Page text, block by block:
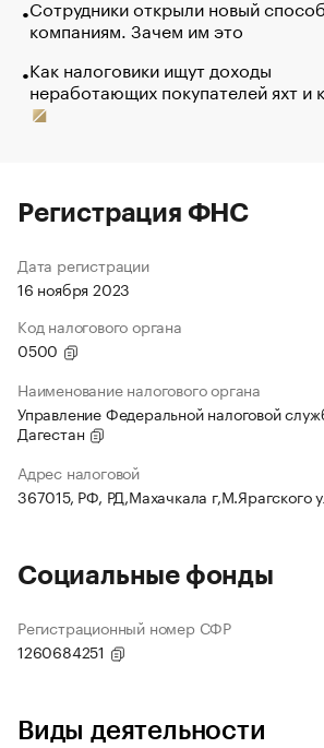
Сотрудники открыли новый
компаниям. Зачем им это
Как налоговики ищут доходы
неработающих покупателей яхт и
Регистрация ФНС
Дата регистрации
16 ноября 2023
Код налогового органа
0500
Наименование налогового органа
Управление Федеральной налоговой
Дагестан
Адрес налоговой
367015, РФ, РД,Махачкала г,М.Ярагского
Социальные фонды
Регистрационный номер СФР
1260684251
Виды деятельности